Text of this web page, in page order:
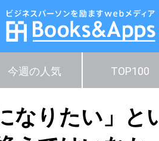
今週の人気 TOP100
なりたい」と